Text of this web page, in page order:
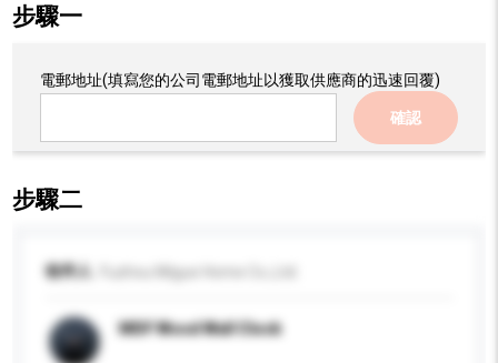
步驟一
電郵地址(填寫您的公司電郵地址以獲取供應商的迅速回覆)
確認
步驟二
收件人
MDF Wood Wall Clock